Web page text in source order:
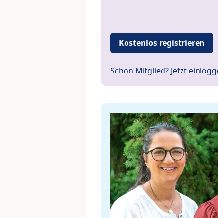
Kostenlos registrieren
Schon Mitglied? Jetzt